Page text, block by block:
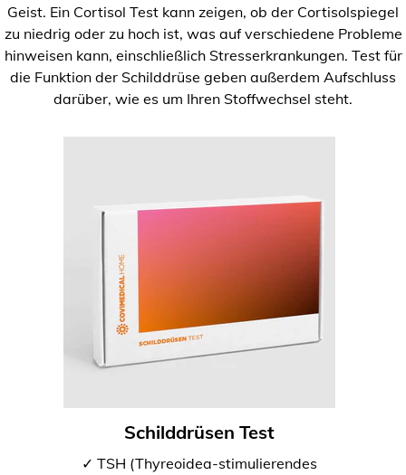
Geist. Ein Cortisol Test kann zeigen, ob der Cortisolspiegel
zu niedrig oder zu hoch ist, was auf verschiedene Probleme
hinweisen kann, einschließlich Stresserkrankungen. Test für
die Funktion der Schilddrüse geben außerdem Aufschluss
darüber, wie es um Ihren Stoffwechsel steht.
Schilddrüsen Test
✓ TSH (Thyreoidea-stimulierendes